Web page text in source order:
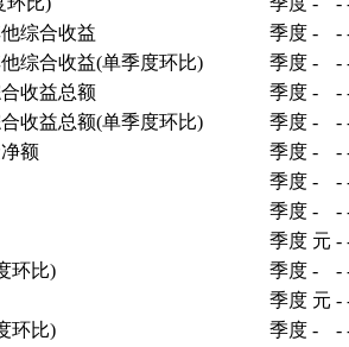
综合收益
季度 - -
综合收益(单季度环比)
季度 - -
收益总额
季度 - -
收益总额(单季度环比)
季度 - -
额
季度 - -
季度 - -
季度 - -
季度 元 -
环比)
季度 - -
季度 元 -
环比)
季度 - -